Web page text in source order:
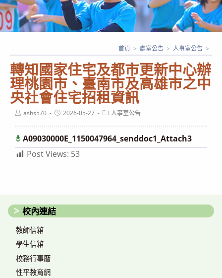
轉知國家住宅及都市更新中心辦
理桃園市、臺南市及高雄市之中
央社會住宅招租資訊
首頁 > 處室公告 > 人事室公告 >
Postashs570
Post2026-05-27
Post人事室公告
A09030000E_1150047964_senddoc1_Attach3
Post Views: 53
校內連結
教師信箱
學生信箱
校務行事曆
性平教育網